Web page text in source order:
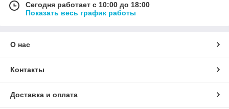
Сегодня работает с 10:00 до 18:00
Показать весь график работы
О нас
Контакты
Доставка и оплата